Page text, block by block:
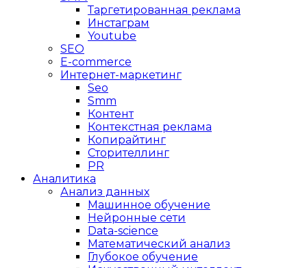
Таргетированная реклама
Инстаграм
Youtube
SEO
E-сommerce
Интернет-маркетинг
Seo
Smm
Контент
Контекстная реклама
Копирайтинг
Сторителлинг
PR
Аналитика
Анализ данных
Машинное обучение
Нейронные сети
Data-science
Математический анализ
Глубокое обучение